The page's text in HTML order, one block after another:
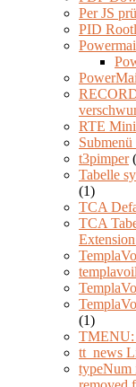
Per JS
PID
RTE
t3pimper
Tabelle
(1)
TCA
TCA
(1)
TMENU:
tt_news
typeNum